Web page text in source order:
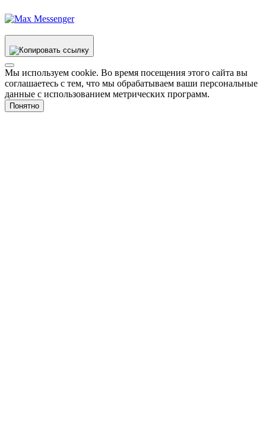
Мы используем cookie. Во время посещения этого сайта вы
соглашаетесь с тем, что мы обрабатываем ваши персональные
данные с использованием метрических программ.
Понятно